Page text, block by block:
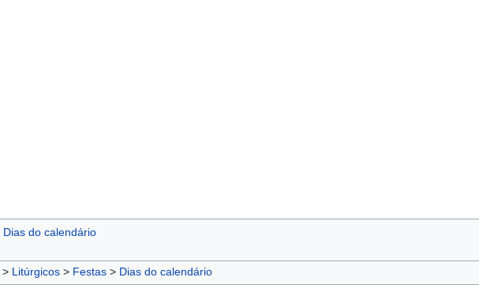
Dias do calendário
> Litúrgicos > Festas > Dias do calendário